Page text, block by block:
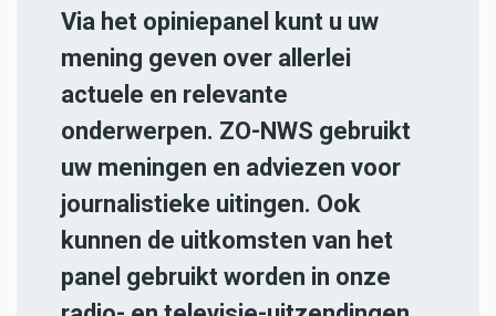
Via het opiniepanel kunt u uw
mening geven over allerlei
actuele en relevante
onderwerpen. ZO-NWS gebruikt
uw meningen en adviezen voor
journalistieke uitingen. Ook
kunnen de uitkomsten van het
panel gebruikt worden in onze